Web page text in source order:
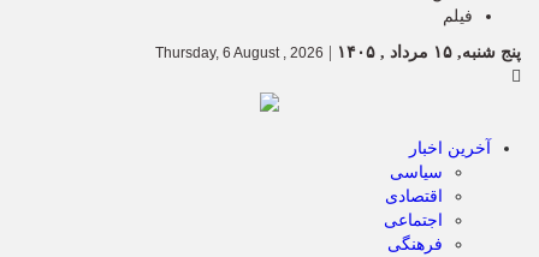
فیلم
پنج شنبه, ۱۵ مرداد , ۱۴۰۵
Thursday, 6 August , 2026
آخرین اخبار
سیاسی
اقتصادی
اجتماعی
فرهنگی